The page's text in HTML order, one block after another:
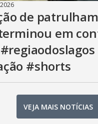
de
em
#shorts
VEJA MAIS NOTÍCIAS